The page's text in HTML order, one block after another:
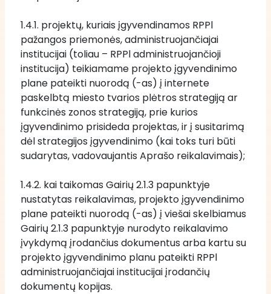
1.4.1. projektų, kuriais įgyvendinamos RPPl
pažangos priemonės, administruojančiajai
institucijai (toliau – RPPl administruojančioji
institucija) teikiamame projekto įgyvendinimo
plane pateikti nuorodą (-as) į internete
paskelbtą miesto tvarios plėtros strategiją ar
funkcinės zonos strategiją, prie kurios
įgyvendinimo prisideda projektas, ir į susitarimą
dėl strategijos įgyvendinimo (kai toks turi būti
sudarytas, vadovaujantis Aprašo reikalavimais);
1.4.2. kai taikomas Gairių 2.1.3 papunktyje
nustatytas reikalavimas, projekto įgyvendinimo
plane pateikti nuorodą (-as) į viešai skelbiamus
Gairių 2.1.3 papunktyje nurodyto reikalavimo
įvykdymą įrodančius dokumentus arba kartu su
projekto įgyvendinimo planu pateikti RPPl
administruojančiajai institucijai įrodančių
dokumentų kopijas.